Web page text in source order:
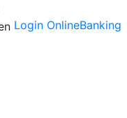
Login OnlineBanking